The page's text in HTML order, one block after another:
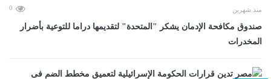
منذ شهرين 0
صندوق مكافحة الإدمان يشكر "المتحدة" لتقديمها دراما للتوعية بأضرار
المخدرات